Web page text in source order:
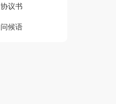
协议书
问候语